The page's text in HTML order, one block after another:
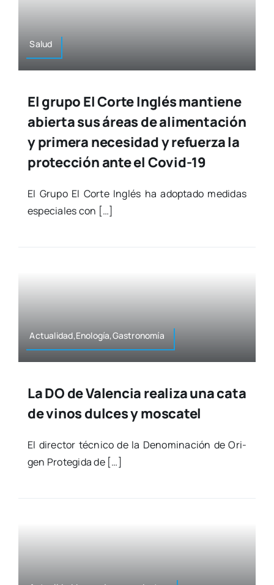
Salud
El grupo El Corte Inglés mantiene
abierta sus áreas de alimentación
y primera necesidad y refuerza la
protección ante el Covid-19
El Gru­po El Cor­te Inglés ha adop­ta­do medi­das
espe­cia­les con […]
Actualidad,Enología,Gastronomía
La DO de Valencia realiza una cata
de vinos dulces y moscatel
El direc­tor téc­ni­co de la Deno­mi­na­ción de Ori­
gen Pro­te­gi­da de […]